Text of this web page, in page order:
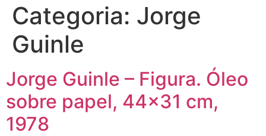
Categoria: Jorge
Guinle
Jorge Guinle – Figura. Óleo
sobre papel, 44×31 cm,
1978